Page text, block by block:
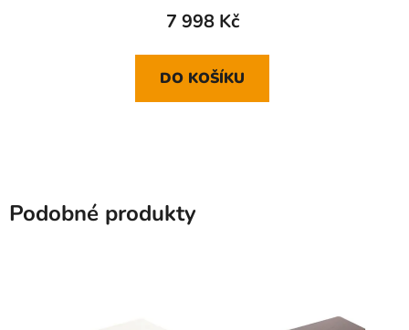
šedý
7 998 Kč
DO KOŠÍKU
Podobné produkty